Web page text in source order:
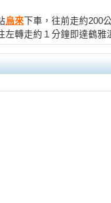
烏來下車，往前走約200
轉走約１分鐘即達鶴雅